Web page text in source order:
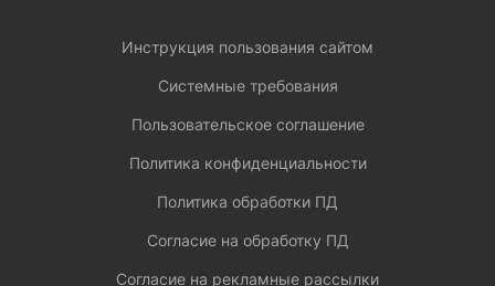
Инструкция пользования сайтом
Системные требования
Пользовательское соглашение
Политика конфиденциальности
Политика обработки ПД
Согласие на обработку ПД
Согласие на рекламные рассылки